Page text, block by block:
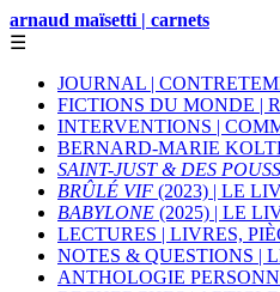
arnaud maïsetti | carnets
☰
JOURNAL |
FICTIONS DU MONDE |
INTERVENTIONS |
BERNARD-MARIE
SAINT-JUST & DES
BRÛLÉ VIF (2023) | LE
BABYLONE (2025) | LE
LECTURES | LIVRES,
NOTES & QUESTIONS |
ANTHOLOGIE